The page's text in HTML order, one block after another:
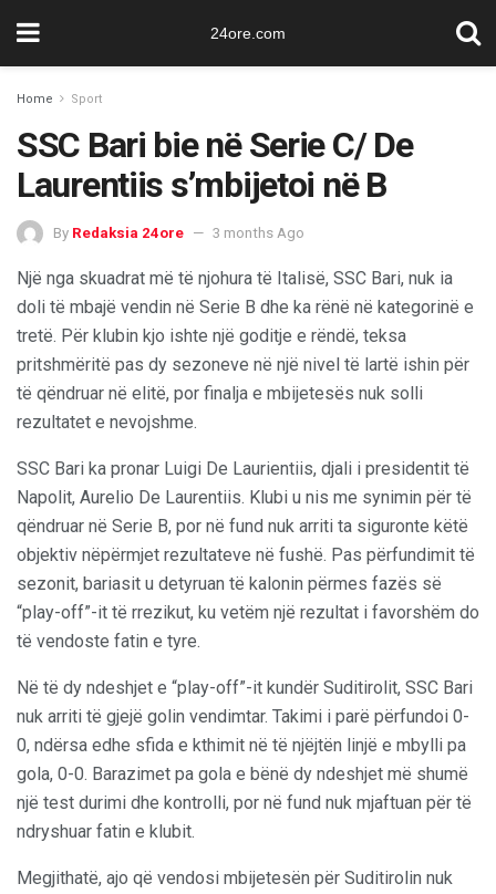
24ore.com
Home Sport
SSC Bari bie në Serie C/ De
Laurentiis s’mbijetoi në B
By Redaksia 24ore 3 months Ago
Një nga skuadrat më të njohura të Italisë, SSC Bari, nuk ia
doli të mbajë vendin në Serie B dhe ka rënë në kategorinë e
tretë. Për klubin kjo ishte një goditje e rëndë, teksa
pritshmëritë pas dy sezoneve në një nivel të lartë ishin për
të qëndruar në elitë, por finalja e mbijetesës nuk solli
rezultatet e nevojshme.
SSC Bari ka pronar Luigi De Laurientiis, djali i presidentit të
Napolit, Aurelio De Laurentiis. Klubi u nis me synimin për të
qëndruar në Serie B, por në fund nuk arriti ta siguronte këtë
objektiv nëpërmjet rezultateve në fushë. Pas përfundimit të
sezonit, bariasit u detyruan të kalonin përmes fazës së
“play-off”-it të rrezikut, ku vetëm një rezultat i favorshëm do
të vendoste fatin e tyre.
Në të dy ndeshjet e “play-off”-it kundër Suditirolit, SSC Bari
nuk arriti të gjejë golin vendimtar. Takimi i parë përfundoi 0-
0, ndërsa edhe sfida e kthimit në të njëjtën linjë e mbylli pa
gola, 0-0. Barazimet pa gola e bënë dy ndeshjet më shumë
një test durimi dhe kontrolli, por në fund nuk mjaftuan për të
ndryshuar fatin e klubit.
Megjithatë, ajo që vendosi mbijetesën për Suditirolin nuk